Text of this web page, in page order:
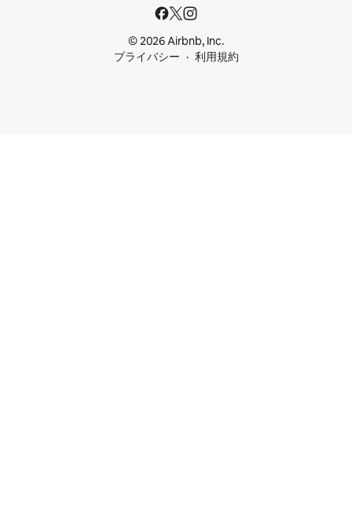
© 2026 Airbnb, Inc.
プライバシー
利用規約